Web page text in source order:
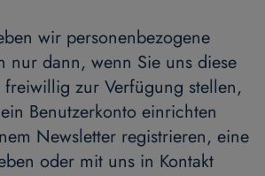
wir personenbezogene
nur dann, wenn Sie uns diese
zur Verfügung stellen,
Benutzerkonto einrichten
Newsletter registrieren, eine
oder mit uns in Kontakt